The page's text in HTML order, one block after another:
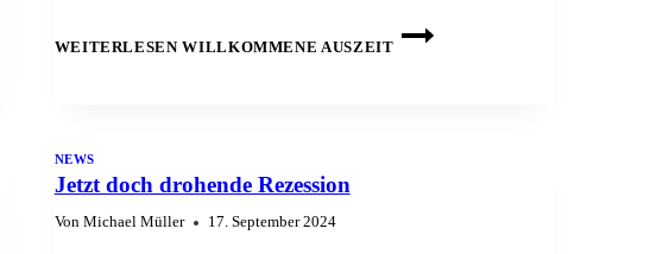
WEITERLESENWILLKOMMENE AUSZEIT
NEWS
Jetzt doch drohende Rezession
Von Michael Müller 17. September 2024